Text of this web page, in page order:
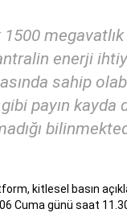
enerji
sahip
payın kayda
kitlesel basın
Cuma günü saat